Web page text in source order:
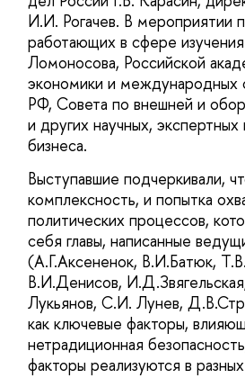
И.И. Рогачев. В мероприятии
работающих в сфере
Ломоносова, Российской
экономики и
РФ, Совета по внешней и
и других научных,
бизнеса.
Выступавшие подчеркивали,
комплексность, и попытка
политических процессов,
себя главы, написанные
(А.Г.Аксененок, В.И.Батюк,
В.И.Денисов,
Лукьянов, С.И. Лунев,
как ключевые факторы,
нетрадиционная
факторы реализуются в